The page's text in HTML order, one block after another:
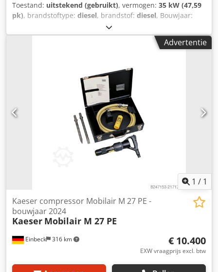
Toestand: uitstekend (gebruikt), vermogen: 35 kW (47,59
pk), brandstoftype: diesel, brandstof: diesel, Bouwjaar:
, Doosan 77.55 compressor –
3000 tpm – 8,6 bar – 35,5 kW – Gewicht 750 kg – 687
draaiuren – inclusief nieuwe slangen en hamers = Meer
Serienummer: TK4755FX6NY445791 Fabrikant: Doosan
Bobcat EMEA CZ Neem contact op met Miguel Cubas voor
meer informatie. = Bedrijfsinformatie = Dedpfx Aox
Scpljfkock Wij zijn gevestigd tussen Antwerpen en Brussel,
langs de A12 snelweg, in de buurt van de haven van
Antwerpen. Openingstijden: van maandag tot en met
vrijdag, doorlopend van 8.30 uur tot 19.00 uur.
Advertentie
1 / 1
Einbeck 316 km
Kaeser compressor Mobilair M 27 PE -
bouwjaar 2024
Kaeser Mobilair M 27 PE
€ 10.400
EXW vraagprijs excl. btw